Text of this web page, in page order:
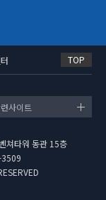
쳐타워 동관 15층
사이트
TOP